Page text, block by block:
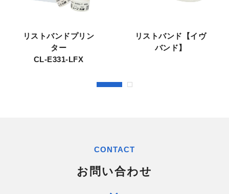
リストバンドプリン
ター
CL-E331-LFX
リストバンド【イヴ
バンド】
CONTACT
お問い合わせ